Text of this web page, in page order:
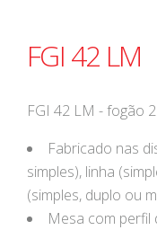
FGI 42 LM
FGI 42 LM - fogão
Fabricado nas
simples), linha
(simples, duplo ou
Mesa com perfil